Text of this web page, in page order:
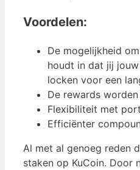
Voordelen:
De mogelijkheid
houdt in dat jij
locken voor een
De rewards
Flexibiliteit met
Efficiënter
Al met al genoeg reden
staken op KuCoin. Door